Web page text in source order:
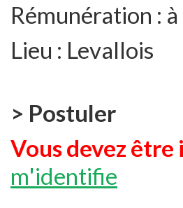
Rémunération :
Lieu : Levallois
> Postuler
Vous devez
m'identifie